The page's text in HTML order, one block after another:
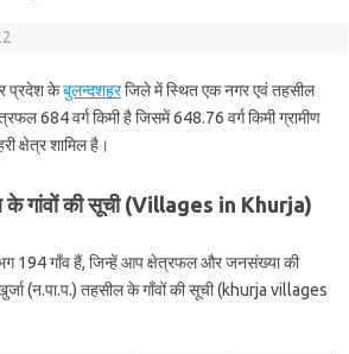
प्रदेश केबुलन्दशहरजिले में स्थित एक नगर एवं तहसील
684 वर्ग किमी है जिसमें 648.76 वर्ग किमी ग्रामीण
क्षेत्र शामिल है।
के गांवों की सूची (Villages in Khurja)
194 गाँव हैं, जिन्हें आप क्षेत्रफल और जनसंख्या की
(न.पा.प.) तहसील के गाँवों की सूची (khurja villages